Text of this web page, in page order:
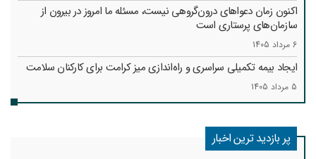
اکنون زمان دعواهای درون‌گروهی نیست، مسئله ما امروز در بیرون از
سازمان‌های پرستاری است
6 مرداد 1405
ایجاد بیمه تکمیلی سراسری و راه‌اندازی میز کرامت برای کارکنان سلامت
5 مرداد 1405
پر بازدید ترین اخبار